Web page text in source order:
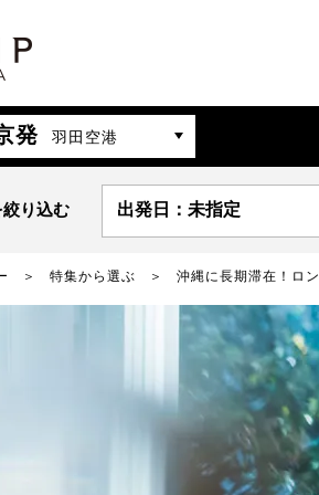
発 羽田空港
り込む 出発日：未指定
特集から選ぶ 沖縄に長期滞在！ロ